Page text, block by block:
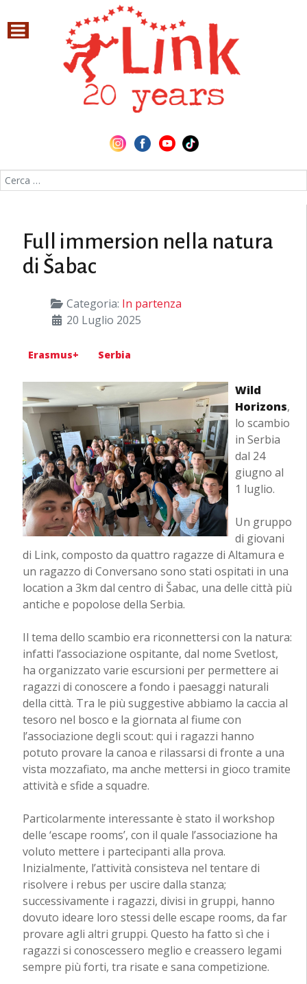
Cerca nel sito
Full immersion nella natura
di Šabac
Categoria: In partenza
20 Luglio 2025
Erasmus+ Serbia
Wild
Horizons,
lo scambio
in Serbia
dal 24
giugno al
1 luglio.
Un gruppo
di giovani
di Link, composto da quattro ragazze di Altamura e
un ragazzo di Conversano sono stati ospitati in una
location a 3km dal centro di Šabac, una delle città più
antiche e popolose della Serbia.
Il tema dello scambio era riconnettersi con la natura:
infatti l’associazione ospitante, dal nome Svetlost,
ha organizzato varie escursioni per permettere ai
ragazzi di conoscere a fondo i paesaggi naturali
della città. Tra le più suggestive abbiamo la caccia al
tesoro nel bosco e la giornata al fiume con
l’associazione degli scout: qui i ragazzi hanno
potuto provare la canoa e rilassarsi di fronte a una
vista mozzafiato, ma anche mettersi in gioco tramite
attività e sfide a squadre.
Particolarmente interessante è stato il workshop
delle ‘escape rooms’, con il quale l’associazione ha
voluto mettere i partecipanti alla prova.
Inizialmente, l’attività consisteva nel tentare di
risolvere i rebus per uscire dalla stanza;
successivamente i ragazzi, divisi in gruppi, hanno
dovuto ideare loro stessi delle escape rooms, da far
provare agli altri gruppi. Questo ha fatto sì che i
ragazzi si conoscessero meglio e creassero legami
sempre più forti, tra risate e sana competizione.